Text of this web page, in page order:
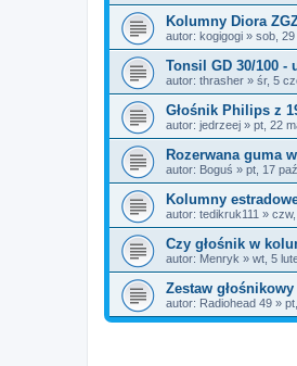
Kolumny Diora
autor: kogigogi » sob,
Tonsil GD 30/100 -
autor: thrasher » śr, 5
Głośnik Philips z
autor: jedrzeej » pt, 22
Rozerwana guma
autor: Boguś » pt, 17
Kolumny
autor: tedikruk111 »
Czy głośnik w
autor: Menryk » wt, 5
Zestaw głośnikowy
autor: Radiohead 49 »